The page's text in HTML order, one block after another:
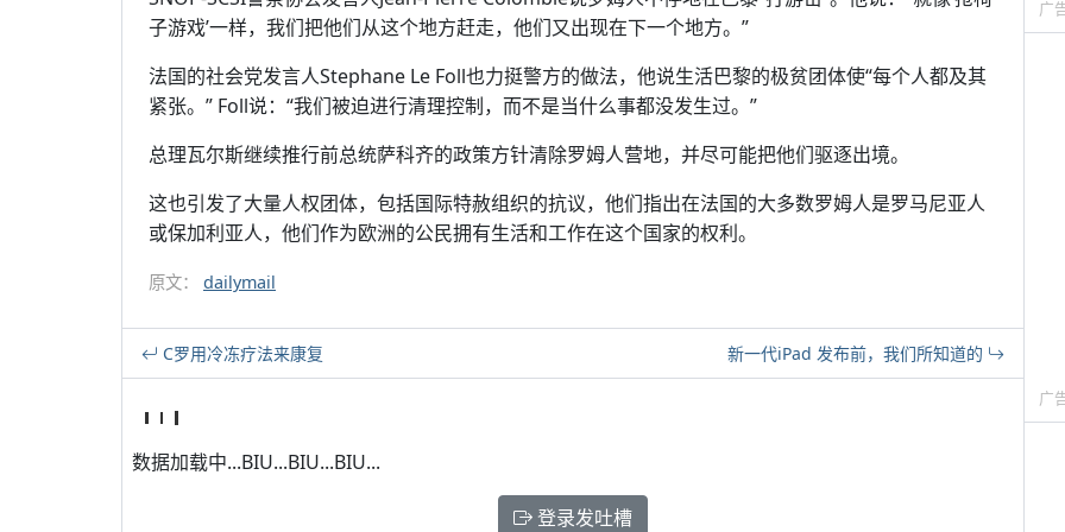
子游戏’一样，我们把他们从这个地方赶走，他们又出现在下一个地方。”
法国的社会党发言人Stephane Le Foll也力挺警方的做法，他说生活巴黎的极贫团体使“每个人都及其
紧张。” Foll说：“我们被迫进行清理控制，而不是当什么事都没发生过。”
总理瓦尔斯继续推行前总统萨科齐的政策方针清除罗姆人营地，并尽可能把他们驱逐出境。
这也引发了大量人权团体，包括国际特赦组织的抗议，他们指出在法国的大多数罗姆人是罗马尼亚人
或保加利亚人，他们作为欧洲的公民拥有生活和工作在这个国家的权利。
原文： dailymail
C罗用冷冻疗法来康复 新一代iPad 发布前，我们所知道的
数据加载中...BIU...BIU...BIU...
登录发吐槽
广
广